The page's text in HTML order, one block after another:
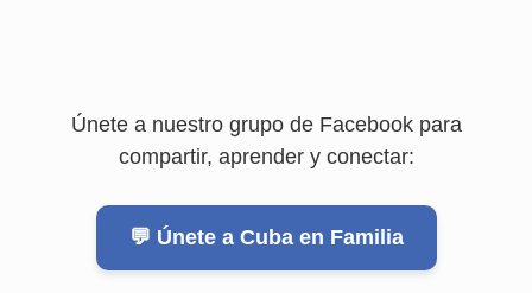
Únete a nuestro grupo de Facebook para
compartir, aprender y conectar:
💬 Únete a Cuba en Familia